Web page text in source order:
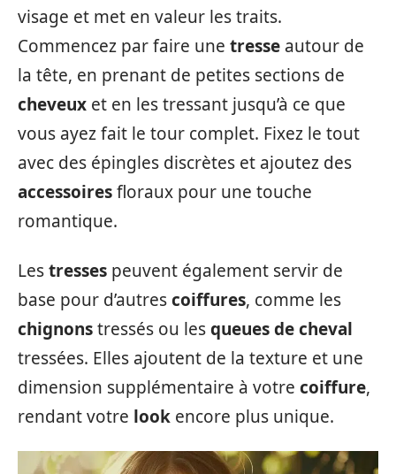
visage et met en valeur les traits.
Commencez par faire une tresse autour de
la tête, en prenant de petites sections de
cheveux et en les tressant jusqu’à ce que
vous ayez fait le tour complet. Fixez le tout
avec des épingles discrètes et ajoutez des
accessoiresfloraux pour une touche
romantique.
Lestresses peuvent également servir de
base pour d’autrescoiffures, comme les
chignonstressés ou lesqueues de cheval
tressées. Elles ajoutent de la texture et une
dimension supplémentaire à votre coiffure,
rendant votre look encore plus unique.